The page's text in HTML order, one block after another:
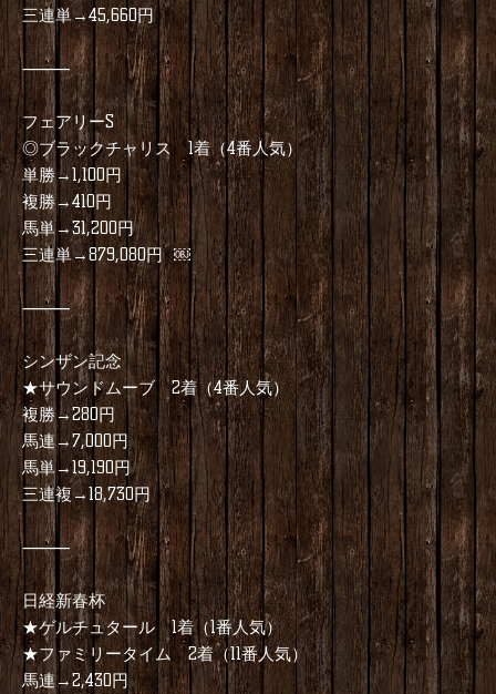
三連単→45,660円
⸻
フェアリーS
◎ブラックチャリス 1着（4番人気）
単勝→1,100円
複勝→410円
馬単→31,200円
三連単→879,080円 ￼
⸻
シンザン記念
★サウンドムーブ 2着（4番人気）
複勝→280円
馬連→7,000円
馬単→19,190円
三連複→18,730円
⸻
日経新春杯
★ゲルチュタール 1着（1番人気）
★ファミリータイム 2着（11番人気）
馬連→2,430円